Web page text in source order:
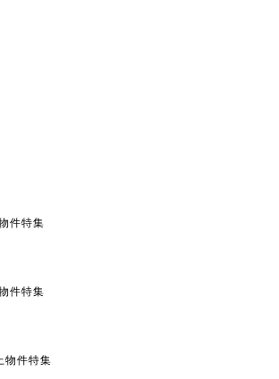
件特集
件特集
物件特集